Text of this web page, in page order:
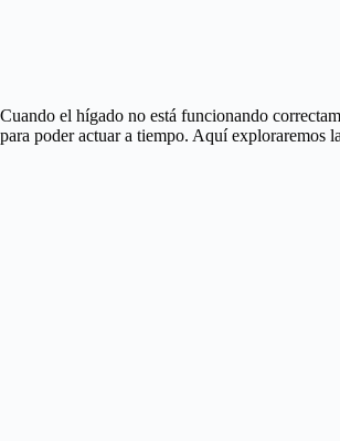
Cuando el hígado no está funcionando
para poder actuar a tiempo. Aquí exploraremos